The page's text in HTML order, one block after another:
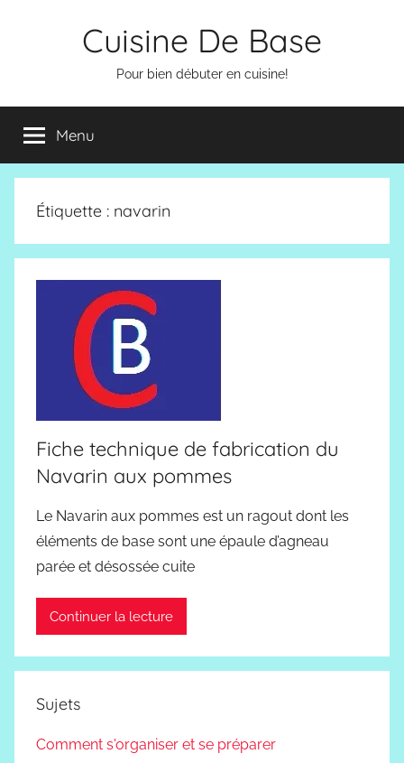
Cuisine De Base
Pour bien débuter en cuisine!
Menu
Étiquette : navarin
Fiche technique de fabrication du
Navarin aux pommes
Le Navarin aux pommes est un ragout dont les
éléments de base sont une épaule d’agneau
parée et désossée cuite
Continuer la lecture
Sujets
Comment s'organiser et se préparer